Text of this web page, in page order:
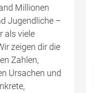
Millionen
Jugendliche –
als viele
zeigen dir die
Zahlen,
Ursachen und